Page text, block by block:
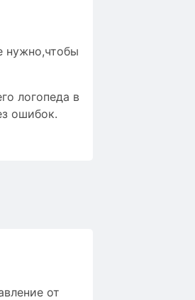
нужно,чтобы
логопеда в
ошибок.
от